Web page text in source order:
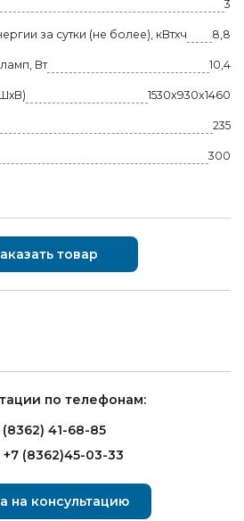
3
за сутки (не более), кВтхч 8,8
Вт 10,4
1530x930x1460
235
300
товар
по телефонам:
(8362) 41-68-85
(8362)45-03-33
на консультацию